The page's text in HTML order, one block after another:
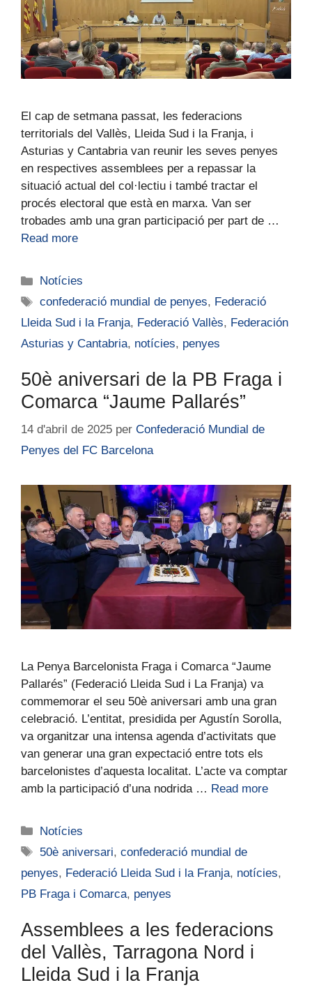
El cap de setmana passat, les federacions
territorials del Vallès, Lleida Sud i la Franja, i
Asturias y Cantabria van reunir les seves penyes
en respectives assemblees per a repassar la
situació actual del col·lectiu i també tractar el
procés electoral que està en marxa. Van ser
trobades amb una gran participació per part de …
Read more
Notícies
confederació mundial de penyes, Federació
Lleida Sud i la Franja, Federació Vallès, Federación
Asturias y Cantabria, notícies, penyes
50è aniversari de la PB Fraga i
Comarca “Jaume Pallarés”
14 d'abril de 2025 per Confederació Mundial de
Penyes del FC Barcelona
La Penya Barcelonista Fraga i Comarca “Jaume
Pallarés” (Federació Lleida Sud i La Franja) va
commemorar el seu 50è aniversari amb una gran
celebració. L’entitat, presidida per Agustín Sorolla,
va organitzar una intensa agenda d’activitats que
van generar una gran expectació entre tots els
barcelonistes d’aquesta localitat. L’acte va comptar
amb la participació d’una nodrida … Read more
Notícies
50è aniversari,confederació mundial de
penyes, Federació Lleida Sud i la Franja, notícies,
PB Fraga i Comarca, penyes
Assemblees a les federacions
del Vallès, Tarragona Nord i
Lleida Sud i la Franja